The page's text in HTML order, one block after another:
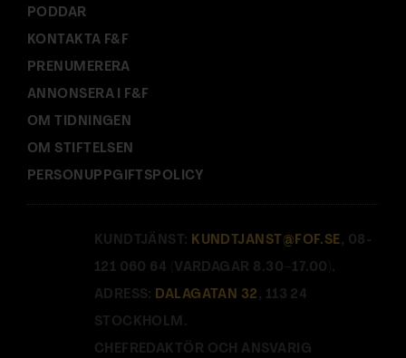
PODDAR
KONTAKTA F&F
PRENUMERERA
ANNONSERA I F&F
OM TIDNINGEN
OM STIFTELSEN
PERSONUPPGIFTSPOLICY
KUNDTJÄNST: KUNDTJANST@FOF.SE , 08-
121 060 64 (VARDAGAR 8.30–17.00).
ADRESS: DALAGATAN 32 , 113 24
STOCKHOLM.
CHEFREDAKTÖR OCH ANSVARIG